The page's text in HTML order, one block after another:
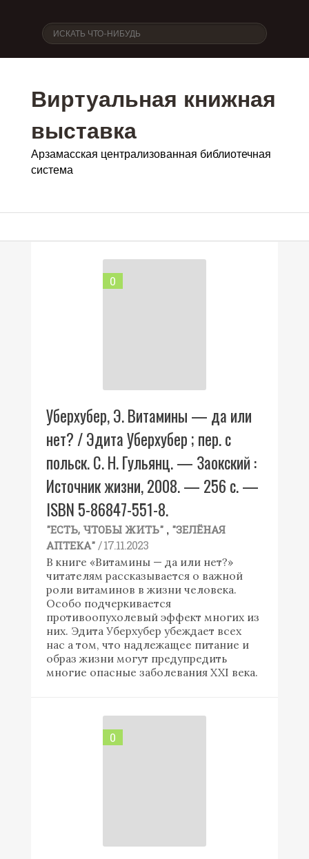
Виртуальная книжная
выставка
Арзамасская централизованная библиотечная
система
0
Уберхубер, Э. Витамины — да или
нет? / Эдита Уберхубер ; пер. с
польск. С. Н. Гульянц. — Заокский :
Источник жизни, 2008. — 256 с. —
ISBN 5-86847-551-8.
"ЕСТЬ, ЧТОБЫ ЖИТЬ" , "ЗЕЛЁНАЯ
АПТЕКА" / 17.11.2023
В книге «Витамины — да или нет?»
читателям рассказывается о важной
роли витаминов в жизни человека.
Особо подчеркивается
противоопухолевый эффект многих из
них. Эдита Уберхубер убеждает всех
нас а том, что надлежащее питание и
образ жизни могут предупредить
многие опасные заболевания XXI века.
0